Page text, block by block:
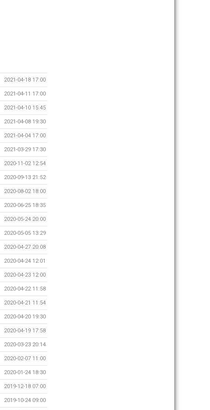
2021-04-18 17:00
2021-04-11 17:00
2021-04-10 15:45
2021-04-08 19:30
2021-04-04 17:00
2021-03-29 17:30
2020-11-02 12:54
2020-09-13 21:52
2020-08-02 18:00
2020-06-25 18:35
2020-05-24 20:00
2020-05-05 13:29
2020-04-27 20:08
2020-04-24 12:01
2020-04-23 12:00
2020-04-22 11:58
2020-04-21 11:54
2020-04-20 19:30
2020-04-19 17:58
2020-03-23 20:14
2020-02-07 11:00
2020-01-24 18:30
2019-12-18 07:00
2019-10-24 09:00